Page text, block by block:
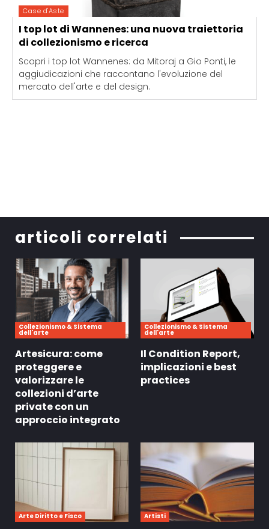
Case d'Aste
I top lot di Wannenes: una nuova traiettoria
di collezionismo e ricerca
Scopri i top lot Wannenes: da Mitoraj a Gio Ponti, le
aggiudicazioni che raccontano l'evoluzione del
mercato dell'arte e del design.
articoli correlati
Collezionismo & Sistema
dell'arte
Artesicura: come
proteggere e
valorizzare le
collezioni d’arte
private con un
approccio integrato
Collezionismo & Sistema
dell'arte
Il Condition Report,
implicazioni e best
practices
Arte Diritto e Fisco Artisti